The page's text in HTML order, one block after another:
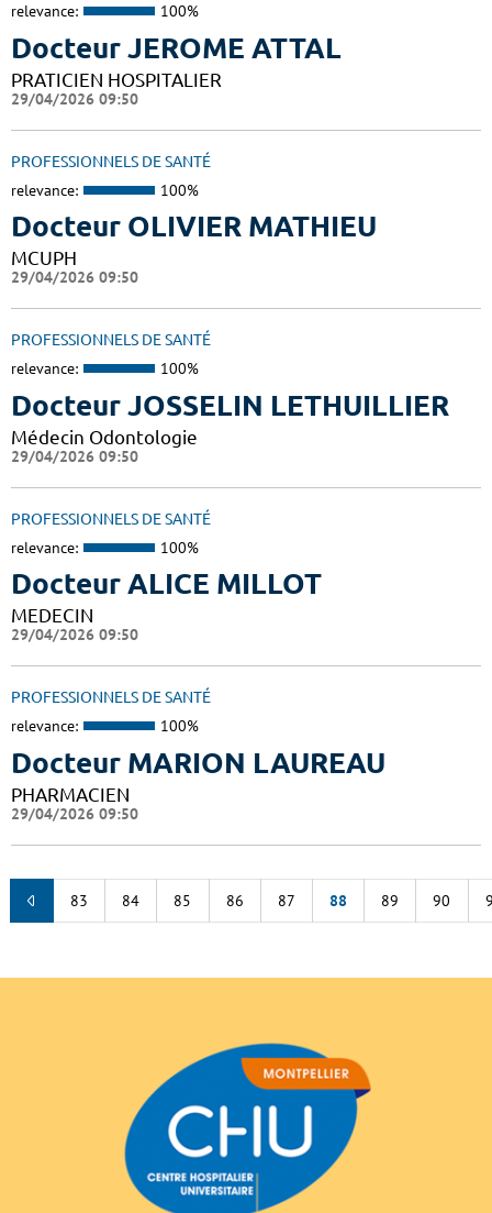
relevance: 100%
Docteur JEROME ATTAL
PRATICIEN HOSPITALIER
29/04/2026 09:50
PROFESSIONNELS DE SANTÉ
relevance: 100%
Docteur OLIVIER MATHIEU
MCUPH
29/04/2026 09:50
PROFESSIONNELS DE SANTÉ
relevance: 100%
Docteur JOSSELIN LETHUILLIER
Médecin Odontologie
29/04/2026 09:50
PROFESSIONNELS DE SANTÉ
relevance: 100%
Docteur ALICE MILLOT
MEDECIN
29/04/2026 09:50
PROFESSIONNELS DE SANTÉ
relevance: 100%
Docteur MARION LAUREAU
PHARMACIEN
29/04/2026 09:50
83 84 85 86 87 88 89 90